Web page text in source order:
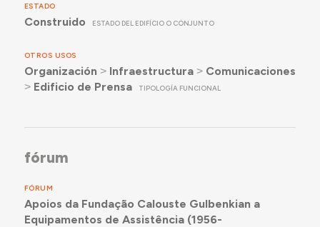
ESTADO
Construido ESTADO DEL EDIFÍCIO O CONJUNTO
OTROS USOS
Organización ˃ Infraestructura˃ Comunicaciones
˃ Edificio de Prensa TIPOLOGÍA FUNCIONAL
fórum
FÓRUM
Apoios da Fundação Calouste Gulbenkian a
Equipamentos de Assistência (1956-